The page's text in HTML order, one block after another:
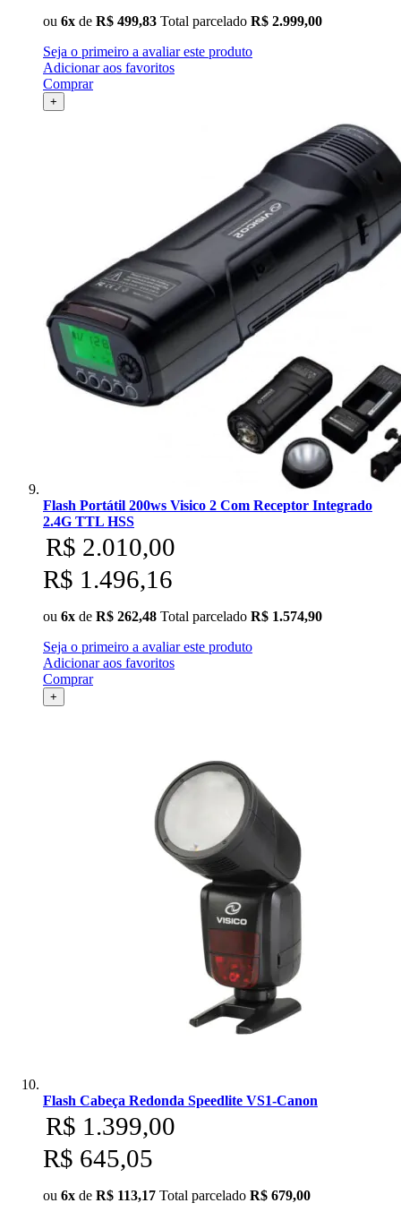
ou 6x de R$ 499,83 Total parcelado R$ 2.999,00
Seja o primeiro a avaliar este produto
Adicionar aos favoritos
Comprar
+
Flash Portátil 200ws Visico 2 Com Receptor Integrado
2.4G TTL HSS
R$ 2.010,00
R$ 1.496,16
ou 6x de R$ 262,48 Total parcelado R$ 1.574,90
Seja o primeiro a avaliar este produto
Adicionar aos favoritos
Comprar
+
Flash Cabeça Redonda Speedlite VS1-Canon
R$ 1.399,00
R$ 645,05
ou 6x de R$ 113,17 Total parcelado R$ 679,00